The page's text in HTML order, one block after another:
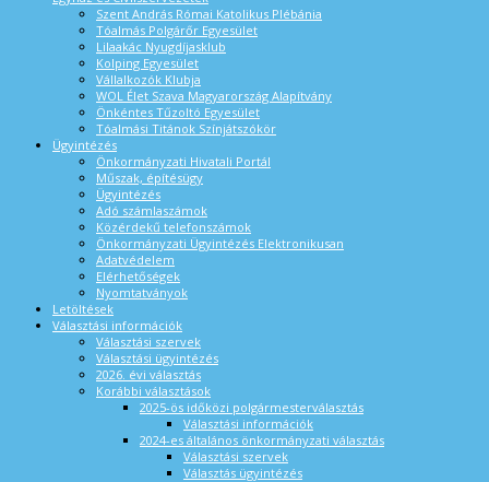
Szent András Római Katolikus Plébánia
Tóalmás Polgárőr Egyesület
Lilaakác Nyugdíjasklub
Kolping Egyesület
Vállalkozók Klubja
WOL Élet Szava Magyarország Alapítvány
Önkéntes Tűzoltó Egyesület
Tóalmási Titánok Színjátszókör
Ügyintézés
Önkormányzati Hivatali Portál
Műszak, építésügy
Ügyintézés
Adó számlaszámok
Közérdekű telefonszámok
Önkormányzati Ügyintézés Elektronikusan
Adatvédelem
Elérhetőségek
Nyomtatványok
Letöltések
Választási információk
Választási szervek
Választási ügyintézés
2026. évi választás
Korábbi választások
2025-ös időközi polgármesterválasztás
Választási információk
2024-es általános önkormányzati választás
Választási szervek
Választás ügyintézés